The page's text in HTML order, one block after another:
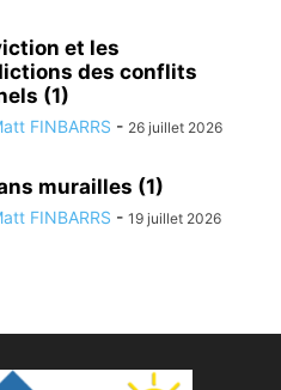
et les
des conflits
(1)
FINBARRS - 26 juillet 2026
murailles (1)
FINBARRS - 19 juillet 2026